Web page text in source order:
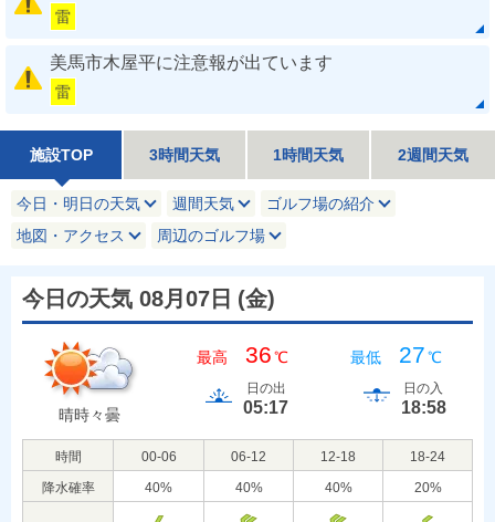
雷
美馬市木屋平に注意報が出ています
雷
施設TOP 3時間天気 1時間天気 2週間天気
今日・明日の天気 週間天気
ゴルフ場の紹介
地図・アクセス
周辺のゴルフ場
今日の天気 08月07日 (金)
晴時々曇
最高 36℃ 最低 27℃
日の出
05:17
日の入
18:58
時間 00-06 06-12 12-18
18-24
降水確率
40% 40% 40% 20%